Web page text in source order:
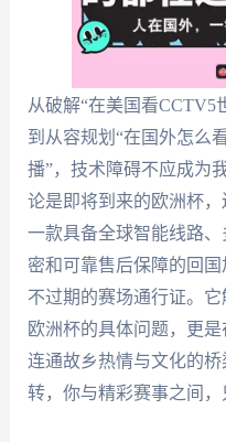
从破解“在美国看CCTV5
到从容规划“在国外怎么
播”，技术障碍不应成为
论是即将到来的欧洲杯
一款具备全球智能线路
密和可靠售后保障的回
不过期的赛场通行证。
欧洲杯的具体问题，更
连通故乡热情与文化的
转，你与精彩赛事之间，